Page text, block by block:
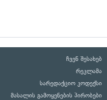
ჩვენ შესახებ
რეკლამა
სარედაქციო კოდექსი
მასალის გამოყენების პირობები